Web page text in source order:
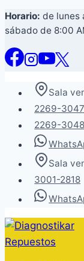
Saltar
al
contenido
Horario: de lunes
sábado de 8:00
Sala
2269-3047
2269-3048
Sala
3001-2818